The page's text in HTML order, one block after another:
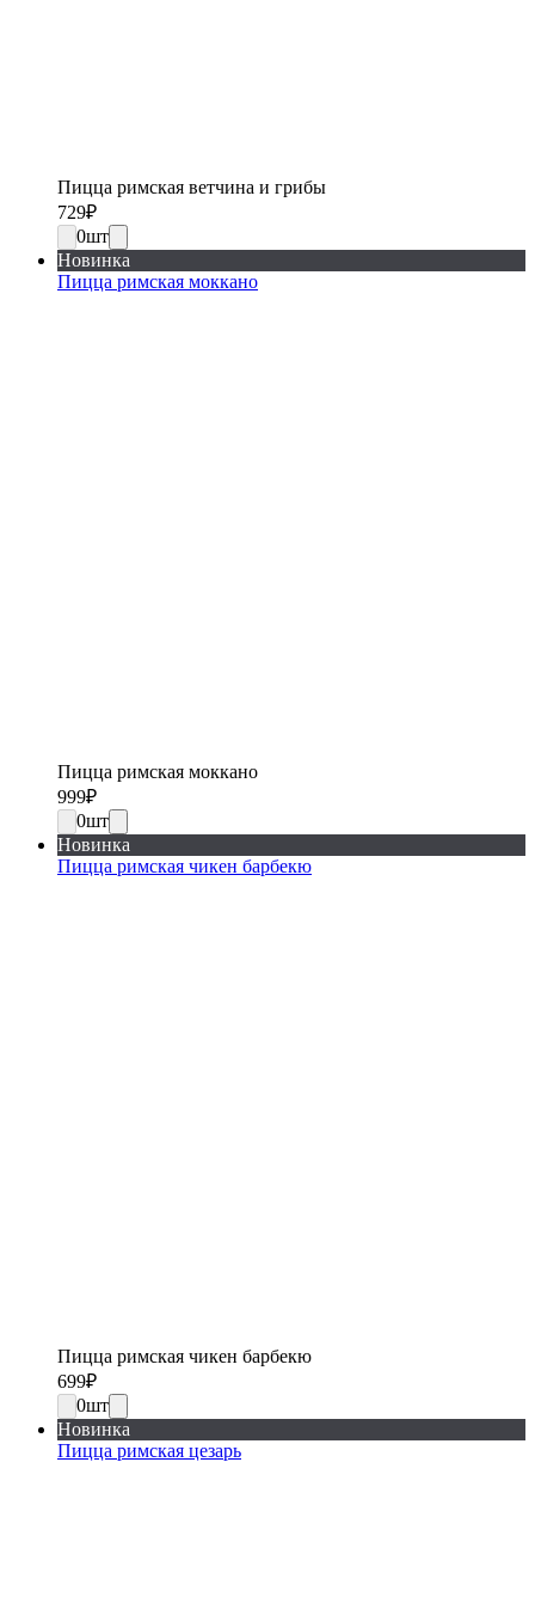
Пицца римская ветчина и грибы
729₽
0шт
Новинка
Пицца римская моккано
Пицца римская моккано
999₽
0шт
Новинка
Пицца римская чикен барбекю
Пицца римская чикен барбекю
699₽
0шт
Новинка
Пицца римская цезарь